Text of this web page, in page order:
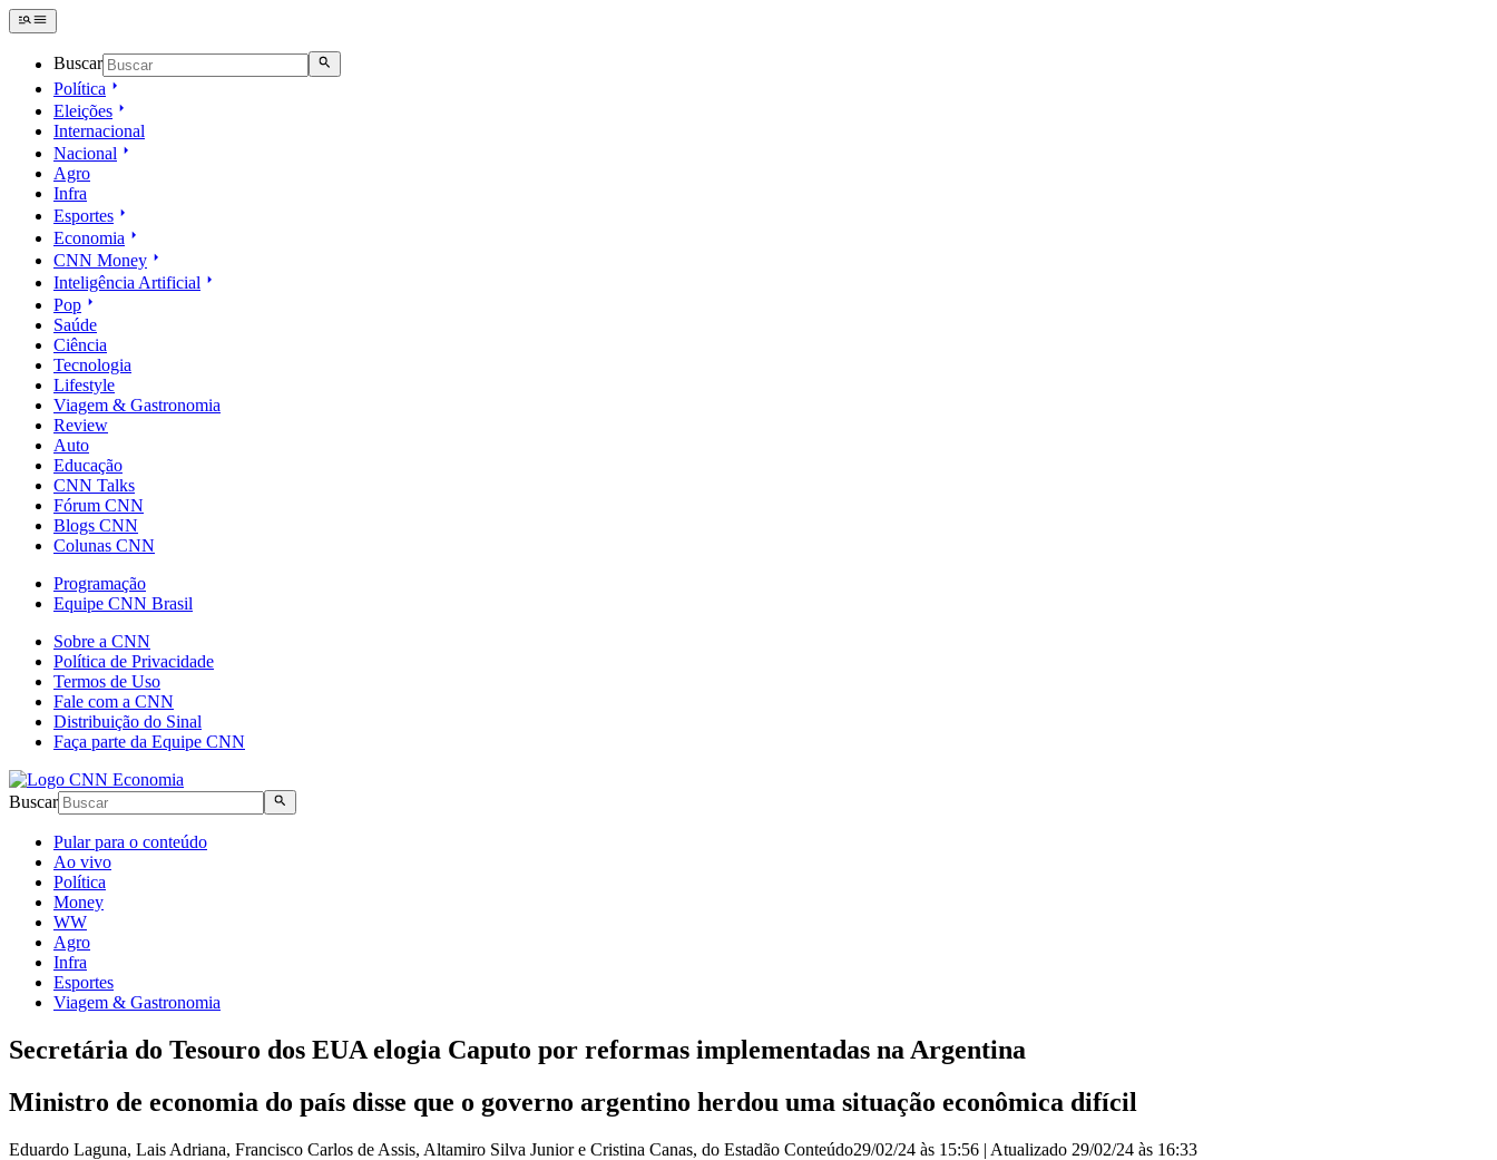
Buscar
Política
Eleições
Internacional
Nacional
Agro
Infra
Esportes
Economia
CNN Money
Inteligência Artificial
Pop
Saúde
Ciência
Tecnologia
Lifestyle
Viagem & Gastronomia
Review
Auto
Educação
CNN Talks
Fórum CNN
Blogs CNN
Colunas CNN
Programação
Equipe CNN Brasil
Sobre a CNN
Política de Privacidade
Termos de Uso
Fale com a CNN
Distribuição do Sinal
Faça parte da Equipe CNN
Buscar
Pular para o conteúdo
Ao vivo
Política
Money
WW
Agro
Infra
Esportes
Viagem & Gastronomia
Secretária do Tesouro dos EUA elogia Caputo por reformas implementadas na Argentina
Ministro de economia do país disse que o governo argentino herdou uma situação econômica difícil
Eduardo Laguna, Lais Adriana, Francisco Carlos de Assis, Altamiro Silva Junior e Cristina Canas, do Estadão Conteúdo29/02/24 às 15:56 | Atualizado 29/02/24 às 16:33